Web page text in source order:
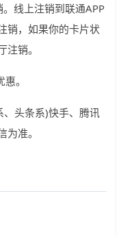
线上注销到联通APP
销，如果你的卡片状
销。
。
头条系)快手、腾讯
准。